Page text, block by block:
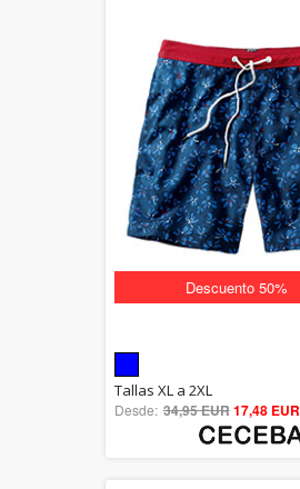
Descuento 50%
5.00
out of 5
Tallas XL a 2XL
Desde: 34,95 EUR17,48 EUR